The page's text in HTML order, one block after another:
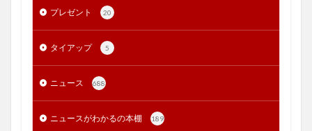
プレゼント 20
タイアップ 5
ニュース 688
ニュースがわかるの本棚 189